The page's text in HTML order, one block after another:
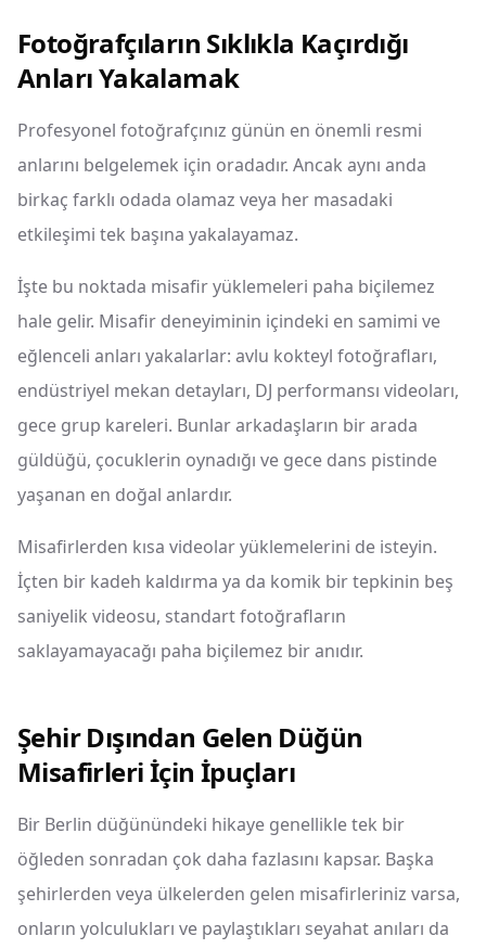
Fotoğrafçıların Sıklıkla Kaçırdığı
Anları Yakalamak
Profesyonel fotoğrafçınız günün en önemli resmi
anlarını belgelemek için oradadır. Ancak aynı anda
birkaç farklı odada olamaz veya her masadaki
etkileşimi tek başına yakalayamaz.
İşte bu noktada misafir yüklemeleri paha biçilemez
hale gelir. Misafir deneyiminin içindeki en samimi ve
eğlenceli anları yakalarlar: avlu kokteyl fotoğrafları,
endüstriyel mekan detayları, DJ performansı videoları,
gece grup kareleri. Bunlar arkadaşların bir arada
güldüğü, çocuklerin oynadığı ve gece dans pistinde
yaşanan en doğal anlardır.
Misafirlerden kısa videolar yüklemelerini de isteyin.
İçten bir kadeh kaldırma ya da komik bir tepkinin beş
saniyelik videosu, standart fotoğrafların
saklayamayacağı paha biçilemez bir anıdır.
Şehir Dışından Gelen Düğün
Misafirleri İçin İpuçları
Bir Berlin düğünündeki hikaye genellikle tek bir
öğleden sonradan çok daha fazlasını kapsar. Başka
şehirlerden veya ülkelerden gelen misafirleriniz varsa,
onların yolculukları ve paylaştıkları seyahat anıları da